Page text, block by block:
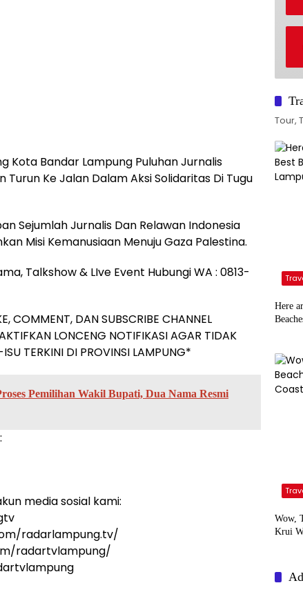
Kota Bandar Lampung Puluhan Jurnalis
Turun Ke Jalan Dalam Aksi Solidaritas Di Tugu
Sejumlah Jurnalis Dan Relawan Indonesia
Misi Kemanusiaan Menuju Gaza Palestina.
Talkshow & LIve Event Hubungi WA : 0813-
COMMENT, DAN SUBSCRIBE CHANNEL
LONCENG NOTIFIKASI AGAR TIDAK
TERKINI DI PROVINSI LAMPUNG*
Pemilihan Wakil Bupati, Dua Nama Resmi
media sosial kami:
radarlampung.tv/
radartvlampung/
Tour,
Here
Wow,
Krui